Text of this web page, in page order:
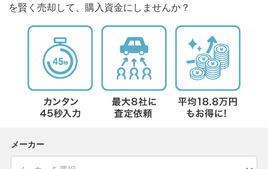
を賢く売却して、購入資金にしませんか？
メーカー